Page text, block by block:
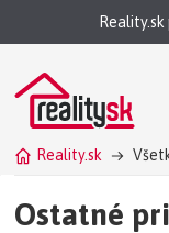
Reality.sk
Reality.sk
Ostatné